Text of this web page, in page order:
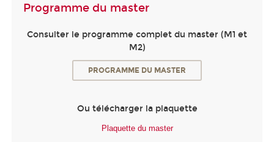
Programme du master
Consulter le programme complet du master (M1 et
M2)
PROGRAMME DU MASTER
Ou télécharger la plaquette
Plaquette du master